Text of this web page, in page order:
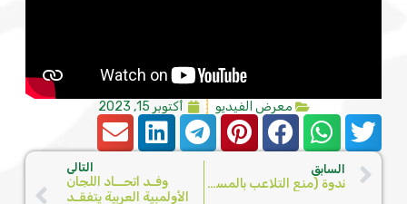
معرض الفيديو أكتوبر 15, 2023
السابق
ندوة (منع التلاعب بالمسابقات الرياضية)
التالي
وفـد اتحــاد اللجان
الأولمبية العربية يتفقـد